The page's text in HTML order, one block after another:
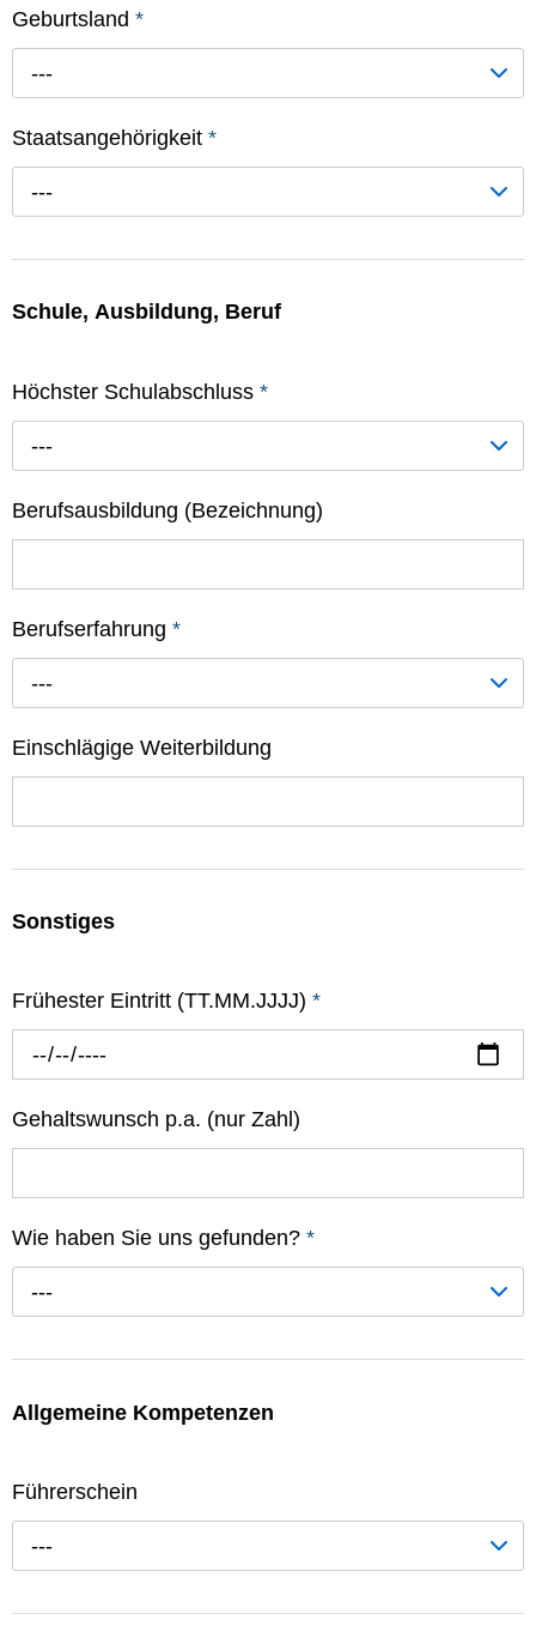
Geburtsland *
---
Staatsangehörigkeit *
---
Schule, Ausbildung, Beruf
Höchster Schulabschluss *
---
Berufsausbildung (Bezeichnung)
Berufserfahrung *
---
Einschlägige Weiterbildung
Sonstiges
Frühester Eintritt (TT.MM.JJJJ) *
Gehaltswunsch p.a. (nur Zahl)
Wie haben Sie uns gefunden? *
---
Allgemeine Kompetenzen
Führerschein
---